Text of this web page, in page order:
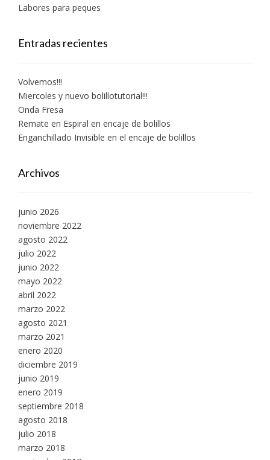
Labores para peques
Entradas recientes
Volvemos!!!
Miercoles y nuevo bolillotutorial!!!
Onda Fresa
Remate en Espiral en encaje de bolillos
Enganchillado Invisible en el encaje de bolillos
Archivos
junio 2026
noviembre 2022
agosto 2022
julio 2022
junio 2022
mayo 2022
abril 2022
marzo 2022
agosto 2021
marzo 2021
enero 2020
diciembre 2019
junio 2019
enero 2019
septiembre 2018
agosto 2018
julio 2018
marzo 2018